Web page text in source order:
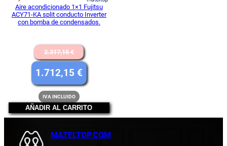
Aire acondicionado 1×1 Fujitsu
ACY71-KA split conducto Inverter
con bomba de condensados.
2.317,15€
El
precio
original
era:
2.317,15 €.
1.712,15 € El
precio
actual
es:
1.712,15 €.
IVA INCLUIDO
AÑADIR AL CARRITO
MATELTOP.COM